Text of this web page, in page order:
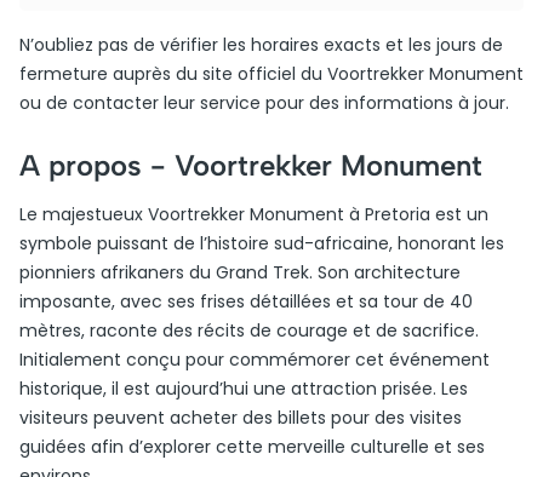
N’oubliez pas de vérifier les horaires exacts et les jours de
fermeture auprès du site officiel du Voortrekker Monument
ou de contacter leur service pour des informations à jour.
A propos - Voortrekker Monument
Le majestueux Voortrekker Monument à Pretoria est un
symbole puissant de l’histoire sud-africaine, honorant les
pionniers afrikaners du Grand Trek. Son architecture
imposante, avec ses frises détaillées et sa tour de 40
mètres, raconte des récits de courage et de sacrifice.
Initialement conçu pour commémorer cet événement
historique, il est aujourd’hui une attraction prisée. Les
visiteurs peuvent acheter des billets pour des visites
guidées afin d’explorer cette merveille culturelle et ses